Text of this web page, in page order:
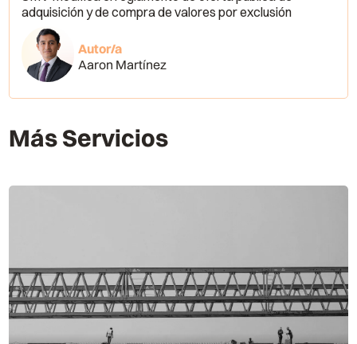
adquisición y de compra de valores por exclusión
Autor/a
Aaron Martínez
Más Servicios